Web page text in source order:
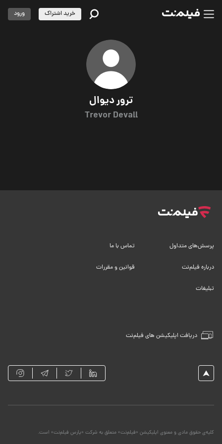
ترور دیوال
Trevor Devall
خرید اشتراک ورود
دریافت اپلیکیشن های فیلم‌نت
پرسش‌های متداول تماس با ما
درباره فیلم‌نت قوانین و مقررات
تبلیغات
کلیه‌ی حقوق مادی و معنوی اپلیکیشن «فیلم‌نت» متعلق به شرکت «پارس فیلم‌نت» است.